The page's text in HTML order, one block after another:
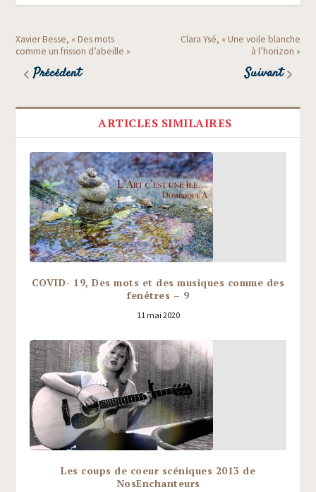
Xavier Besse, « Des mots
comme un frisson d’abeille »
Précédent
Clara Ysé, « Une voile blanche
à l’horizon »
Suivant
ARTICLES SIMILAIRES
COVID- 19, Des mots et des musiques comme des
fenêtres – 9
11 mai 2020
Les coups de coeur scéniques 2013 de
NosEnchanteurs